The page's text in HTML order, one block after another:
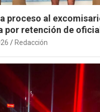
proceso al
por retención de
Redacción